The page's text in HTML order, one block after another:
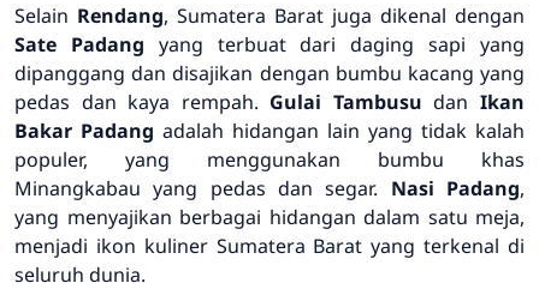
Selain Rendang, Sumatera Barat juga dikenal dengan
Sate Padang yang terbuat dari daging sapi yang
dipanggang dan disajikan dengan bumbu kacang yang
pedas dan kaya rempah. Gulai Tambusu danIkan
Bakar Padang adalah hidangan lain yang tidak kalah
populer, yang menggunakan bumbu khas
Minangkabau yang pedas dan segar. Nasi Padang,
yang menyajikan berbagai hidangan dalam satu meja,
menjadi ikon kuliner Sumatera Barat yang terkenal di
seluruh dunia.